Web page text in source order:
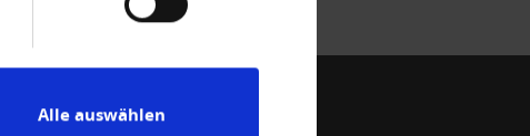
Alle auswählen